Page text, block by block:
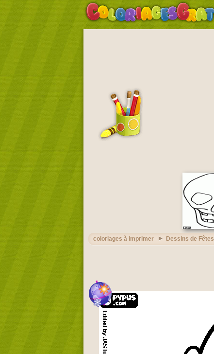
coloriages à imprimer Dessins de Fêtes